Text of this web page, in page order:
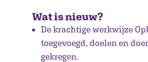
Wat is nieuw?
De krachtige werkwijze
toegevoegd, doelen en
gekregen.